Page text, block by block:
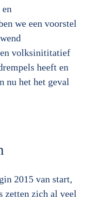
we een voorstel
volksinititatief
heeft en
nu het het geval
2015 van start,
zetten zich al veel